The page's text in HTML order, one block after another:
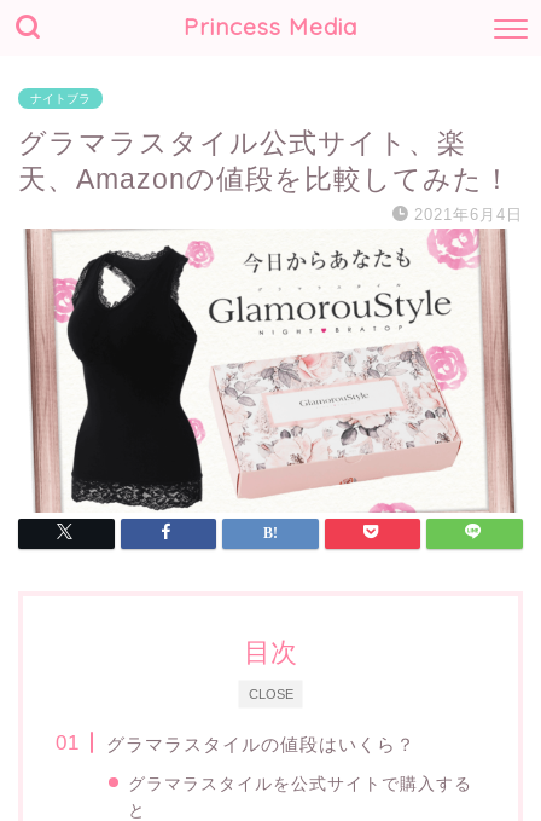
Princess Media
ナイトブラ
グラマラスタイル公式サイト、楽
天、Amazonの値段を比較してみた！
2021年6月4日
CLOSE
目次
グラマラスタイルの値段はいくら？
グラマラスタイルを公式サイトで購入する
と